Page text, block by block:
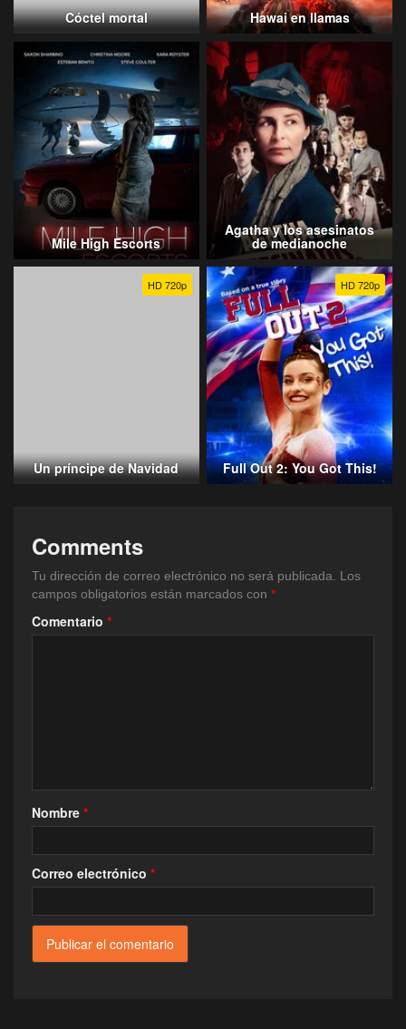
Cóctel mortal Hawai en llamas
Mile High Escorts
Agatha y los asesinatos
de medianoche
HD 720p
Un príncipe de Navidad
HD 720p
Full Out 2: You Got This!
Comments
Tu dirección de correo electrónico no será publicada.
Los
campos obligatorios están marcados con *
Comentario *
Nombre *
Correo electrónico *